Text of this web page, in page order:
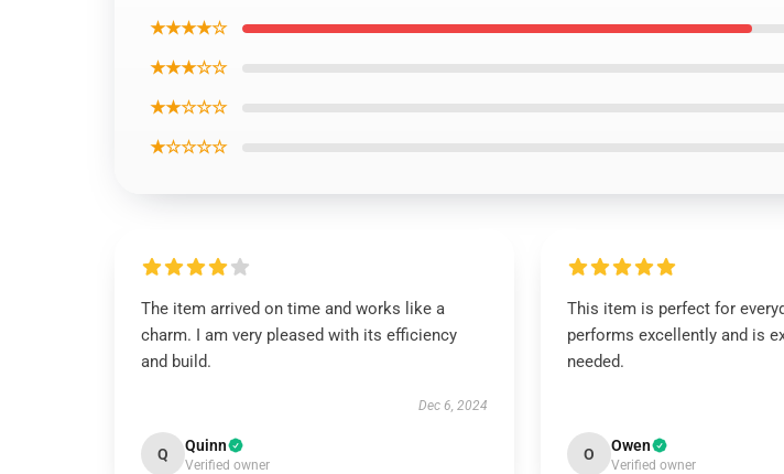
★★★★☆
★★★☆☆
★★☆☆☆
★☆☆☆☆
The item arrived on time and works like a
charm. I am very pleased with its efficiency
and build.
Dec 6, 2024
Q Quinn
Verified owner
This item is perfect for
performs excellently and is
needed.
O Owen
Verified owner